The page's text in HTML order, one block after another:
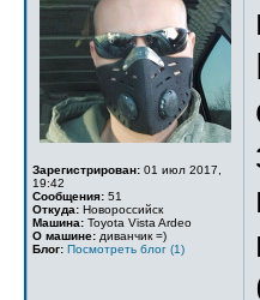
Зарегистрирован: 01 июл 2017,
19:42
Сообщения: 51
Откуда: Новороссийск
Машина: Toyota Vista Ardeo
О машине: диванчик =)
Блог: Посмотреть блог (1)